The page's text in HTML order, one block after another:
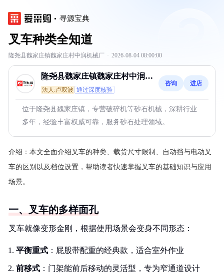
寻源宝典
叉车种类全知道
隆尧县魏家庄镇魏家庄村中润机械厂 · 2026-08-04 08:00:00
隆尧县魏家庄镇魏家庄村中润机
械厂
法人:卢双波 通过深度核验
咨询 进店
位于隆尧县魏家庄镇，专营破碎机等砂石机械，深耕行业
多年，经验丰富权威可靠，服务砂石处理领域。
介绍： 本文全面介绍叉车的种类、载货尺寸限制、自动挡与电动叉
车的区别以及档位设置，帮助读者快速掌握叉车的基础知识与应用
场景。
一、叉车的多样面孔
叉车就像变形金刚，根据使用场景会变身不同形态：
平衡重式 ：屁股带配重的经典款，适合室外作业
前移式 ：门架能前后移动的灵活型，专为窄通道设计